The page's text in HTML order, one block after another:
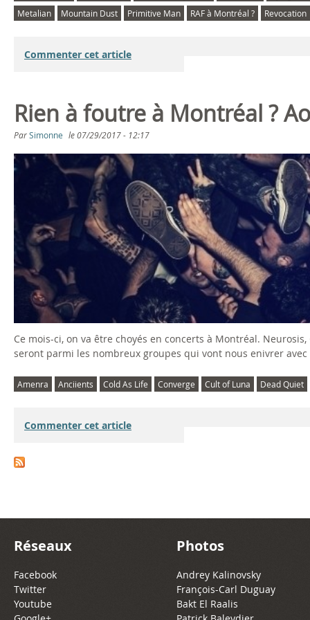
Metalian
Mountain Dust Primitive Man RAF à Montréal ? Revocation
Commenter cet article
Rien à foutre à Montréal ?
ParSimonne le07/29/2017 - 12:17
Ce mois-ci, on va être choyés en concerts à Montréal.
seront parmi les nombreux groupes qui vont nous enivrer
Amenra Anciients Cold As Life Converge Cult of Luna Dead Quiet
Commenter cet article
Réseaux
Facebook
Twitter
Youtube
Photos
Andrey Kalinovsky
François-Carl Duguay
Bakt El Raalis